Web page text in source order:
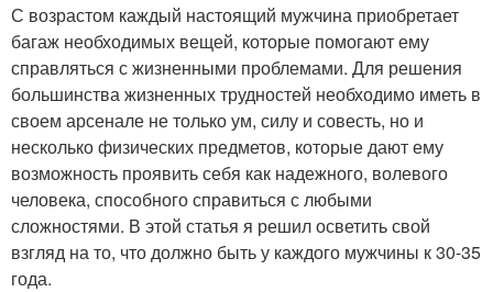
С возрастом каждый настоящий мужчина приобретает
багаж необходимых вещей, которые помогают ему
справляться с жизненными проблемами. Для решения
большинства жизненных трудностей необходимо иметь в
своем арсенале не только ум, силу и совесть, но и
несколько физических предметов, которые дают ему
возможность проявить себя как надежного, волевого
человека, способного справиться с любыми
сложностями. В этой статья я решил осветить свой
взгляд на то, что должно быть у каждого мужчины к 30-35
года.